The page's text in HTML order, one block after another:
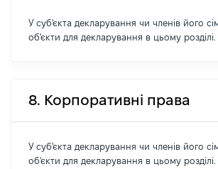
У суб'єкта декларування чи членів його
об'єкти для декларування в цьому розділі.
8. Корпоративні права
У суб'єкта декларування чи членів його
об'єкти для декларування в цьому розділі.